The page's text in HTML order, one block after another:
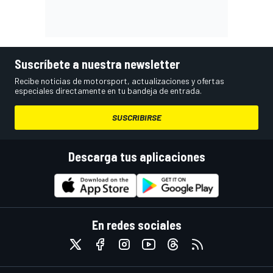
Suscríbete a nuestra newsletter
Recibe noticias de motorsport, actualizaciones y ofertas
especiales directamente en tu bandeja de entrada.
SUSCRIBIRSE
Descarga tus aplicaciones
En redes sociales